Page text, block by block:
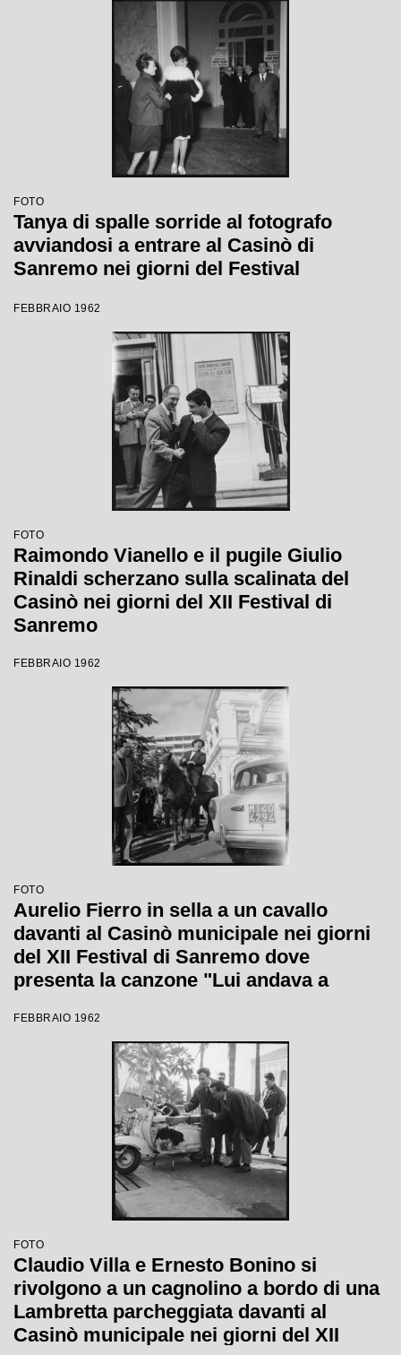
FOTO
Tanya di spalle sorride al fotografo
avviandosi a entrare al Casinò di
Sanremo nei giorni del Festival
FEBBRAIO 1962
FOTO
Raimondo Vianello e il pugile Giulio
Rinaldi scherzano sulla scalinata del
Casinò nei giorni del XII Festival di
Sanremo
FEBBRAIO 1962
FOTO
Aurelio Fierro in sella a un cavallo
davanti al Casinò municipale nei giorni
del XII Festival di Sanremo dove
presenta la canzone "Lui andava a
FEBBRAIO 1962
FOTO
Claudio Villa e Ernesto Bonino si
rivolgono a un cagnolino a bordo di una
Lambretta parcheggiata davanti al
Casinò municipale nei giorni del XII